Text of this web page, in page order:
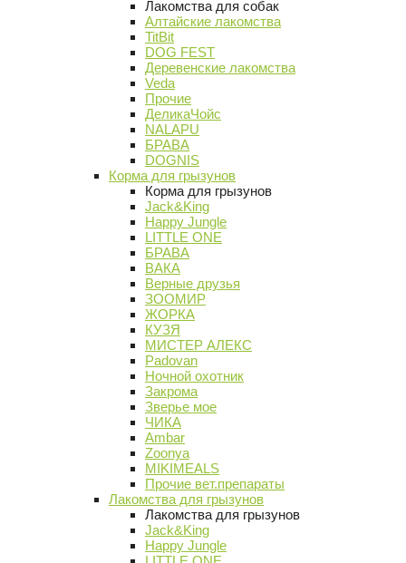
Лакомства для собак
Алтайские лакомства
TitBit
DOG FEST
Деревенские лакомства
Veda
Прочие
ДеликаЧойс
NALAPU
БРАВА
DOGNIS
Корма для грызунов
Корма для грызунов
Jack&King
Happy Jungle
LITTLE ONE
БРАВА
ВАКА
Верные друзья
ЗООМИР
ЖОРКА
КУЗЯ
МИСТЕР АЛЕКС
Padovan
Ночной охотник
Закрома
Зверье мое
ЧИКА
Ambar
Zoonya
MIKIMEALS
Прочие вет.препараты
Лакомства для грызунов
Лакомства для грызунов
Jack&King
Happy Jungle